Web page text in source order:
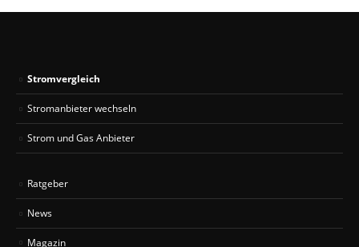
Stromvergleich
Stromanbieter wechseln
Strom und Gas Anbieter
Ratgeber
News
Magazin